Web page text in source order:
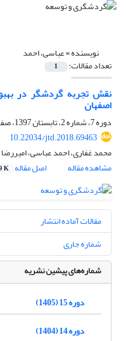
نویسنده =عباسی، احمد
تعداد مقالات: 1
نقش تجربه گردشگر در
اصفهان
دوره 7، شماره 2، تابستان 1397، صفحه
10.22034/jtd.2018.69463
محمد غفاری، احمد عباسی،
مشاهده مقاله
اصل مقاله K
مقالات آماده انتشار
شماره جاری
شماره‌های پیشین نشریه
دوره 15 (1405)
دوره 14 (1404)